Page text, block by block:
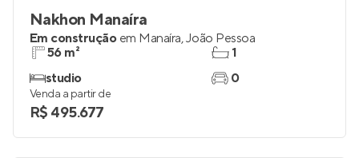
Nakhon Manaíra
Em construção em Manaíra,João Pessoa
56 m²
studio
1
0
Venda a partir de
R$ 495.677